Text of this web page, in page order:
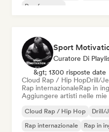
Rap francese
Curatore Di
&gt; 1300 risposte date
Cloud Rap / Hip HopDrill/
Rap internazionaleRap in
Aggiungere artisti nelle mie
Cloud Rap / Hip Hop Drill/
Rap internazionale
Rap in